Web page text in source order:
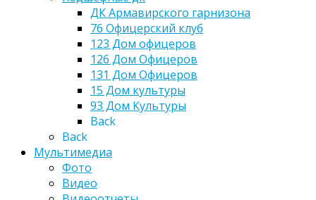
ДК Армавирского гарнизона
76 Офицерский клуб
123 Дом офицеров
126 Дом Офицеров
131 Дом Офицеров
15 Дом культуры
93 Дом Культуры
Back
Back
Мультимедиа
Фото
Видео